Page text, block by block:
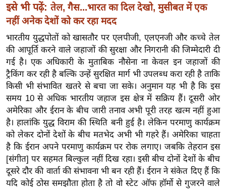
ख्सि
य
त
यं
ग
इं
डि
या
सा
हि
त्य
ज
ग
त
इसे भी पढ़ें: तेल, गैस...भारत का दिल देखो, मुसीबत में एक
नहीं अनेक देशों को कर रहा मदद
भारतीय युद्धपोतों को खासतौर पर एलपीजी, एलएनजी और कच्चे तेल
की आपूर्ति करने वाले जहाजों की सुरक्षा और निगरानी की जिम्मेदारी दी
गई है। एक अधिकारी के मुताबिक नौसेना ना केवल इन जहाजों की
ट्रैकिंग कर रही है बल्कि उन्हें सुरक्षित मार्ग भी उपलब्ध करा रही है ताकि
किसी भी संभावित खतरे से बचा जा सके। अनुमान यह भी है कि इस
समय 10 से अधिक भारतीय जहाज इस क्षेत्र में सक्रिय हैं। दूसरी ओर
अमेरिका और ईरान के बीच जारी तनाव अभी पूरी तरह खत्म नहीं हुआ
है। हालांकि युद्ध विराम की स्थिति बनी हुई है। लेकिन परमाणु कार्यक्रम
को लेकर दोनों देशों के बीच मतभेद अभी भी गहरे हैं। अमेरिका चाहता
है कि ईरान अपने परमाणु कार्यक्रम पर रोक लगाए। जबकि तेहरान इस
[संगीत] पर सहमत बिल्कुल नहीं दिख रहा। इसी बीच दोनों देशों के बीच
दूसरे दौर की वार्ता की संभावना भी बन रही हैं। ईरान ने संकेत दिए हैं कि
यदि कोई ठोस समझौता होता है तो वो स्टेट ऑफ हॉर्मो से गुजरने वाले